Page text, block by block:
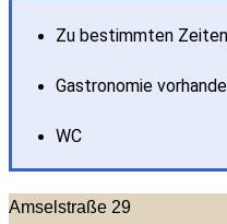
Zu bestimmten
Gastronomie
WC
Amselstraße 29